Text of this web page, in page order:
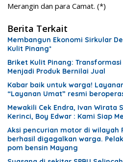
Merangin dan para Camat. (*)
Berita Terkait
Membangun Ekonomi Sirkular
Kulit Pinang*
Briket Kulit Pinang:
Menjadi Produk Bernilai Jual
Kabar baik untuk warga!
“Layanan Umat” resmi
Mewakili Cek Endra, Ivan Wirata
Kerinci, Boy Edwar : Kami Siap
Aksi pencurian motor di wilayah
berhasil digagalkan warga.
pom bensin Mayang